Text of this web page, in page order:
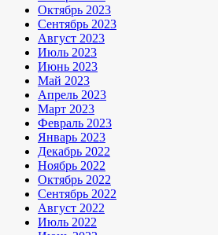
Октябрь 2023
Сентябрь 2023
Август 2023
Июль 2023
Июнь 2023
Май 2023
Апрель 2023
Март 2023
Февраль 2023
Январь 2023
Декабрь 2022
Ноябрь 2022
Октябрь 2022
Сентябрь 2022
Август 2022
Июль 2022